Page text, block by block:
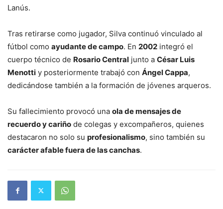
Lanús.
Tras retirarse como jugador, Silva continuó vinculado al
fútbol como ayudante de campo. En 2002 integró el
cuerpo técnico de Rosario Central junto a César Luis
Menotti y posteriormente trabajó con Ángel Cappa,
dedicándose también a la formación de jóvenes arqueros.
Su fallecimiento provocó una ola de mensajes de
recuerdo y cariño de colegas y excompañeros, quienes
destacaron no solo su profesionalismo, sino también su
carácter afable fuera de las canchas.